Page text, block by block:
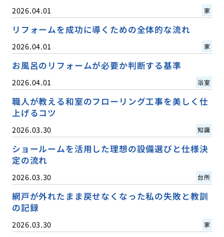
2026.04.01 家
リフォームを成功に導くための全体的な流れ
2026.04.01 家
お風呂のリフォームが必要か判断する基準
2026.04.01 浴室
職人が教える和室のフローリング工事を美しく仕
上げるコツ
2026.03.30 知識
ショールームを活用した理想の設備選びと仕様決
定の流れ
2026.03.30 台所
網戸が外れたまま戻せなくなった私の失敗と教訓
の記録
2026.03.30 家